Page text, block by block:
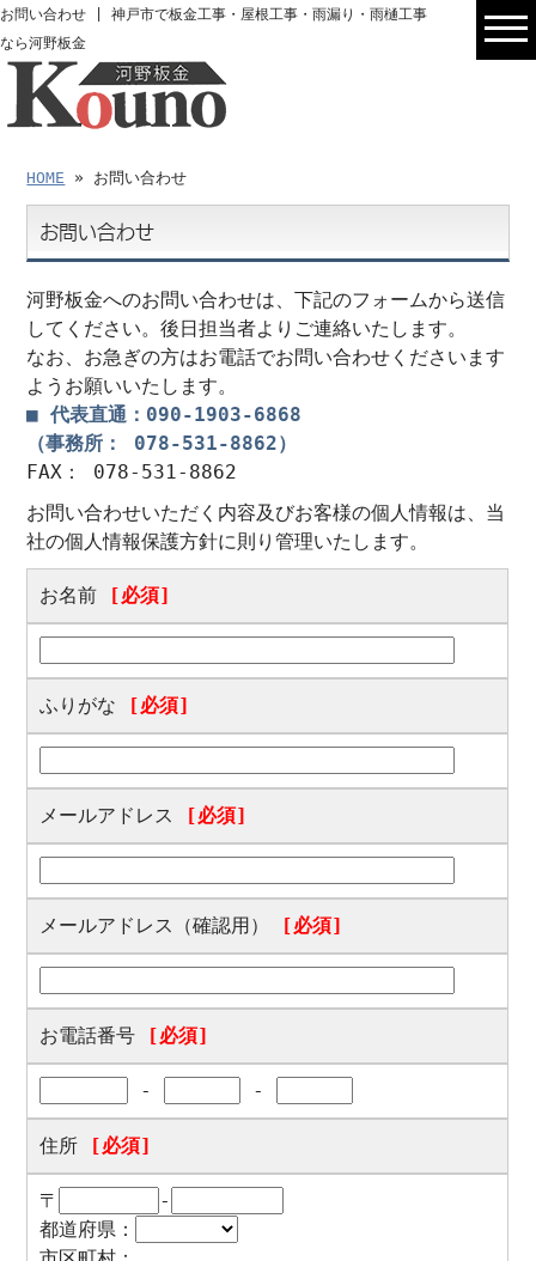
お問い合わせ | 神戸市で板金工事・屋根工事・雨漏り・雨樋工事
なら河野板金
HOME » お問い合わせ
お問い合わせ
河野板金へのお問い合わせは、下記のフォームから送信
してください。後日担当者よりご連絡いたします。
なお、お急ぎの方はお電話でお問い合わせくださいます
ようお願いいたします。
■ 代表直通：090-1903-6868
（事務所： 078-531-8862）
FAX： 078-531-8862
お問い合わせいただく内容及びお客様の個人情報は、当
社の個人情報保護方針に則り管理いたします。
お名前 [必須]
ふりがな [必須]
メールアドレス [必須]
メールアドレス（確認用） [必須]
お電話番号 [必須]
- -
住所 [必須]
〒
-
都道府県：